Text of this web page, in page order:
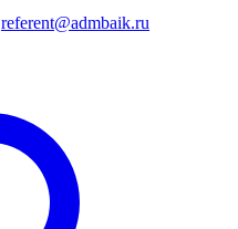
referent@admbaik.ru